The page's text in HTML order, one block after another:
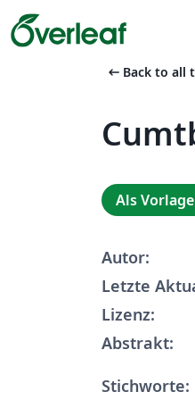
arrow_left_alt Back to all
Als
Autor:
Letzte
Lizenz:
Abstrakt:
Stichworte: